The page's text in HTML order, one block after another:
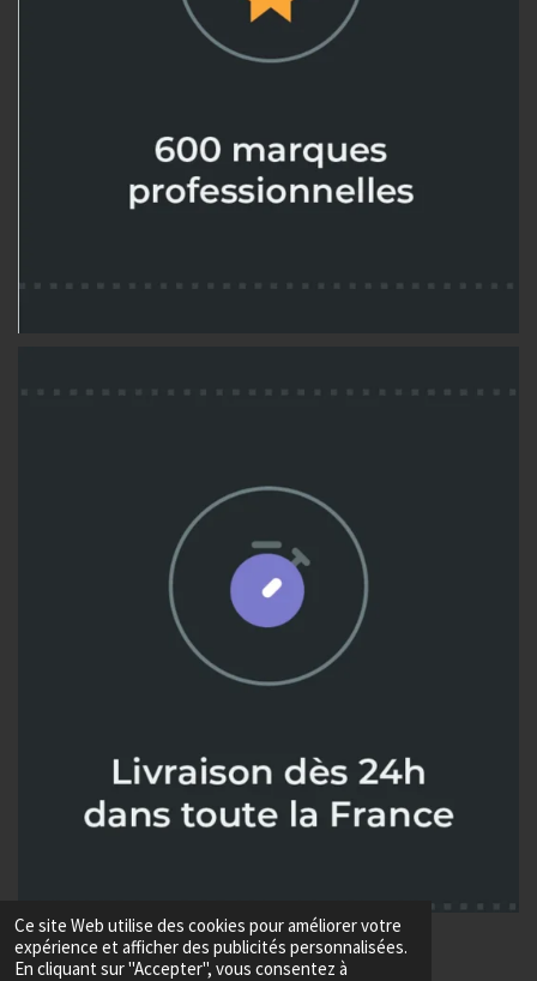
Ce site Web utilise des cookies pour améliorer votre
expérience et afficher des publicités personnalisées.
En cliquant sur "Accepter", vous consentez à
© 2024 - 2026 Metaux diffusion
Propulsé parWebador